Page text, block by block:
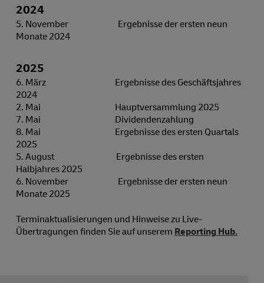
2024
5. November Ergebnisse der ersten neun
Monate 2024
2025
6. März Ergebnisse des Geschäftsjahres
2024
2. Mai Hauptversammlung 2025
7. Mai Dividendenzahlung
8. Mai Ergebnisse des ersten Quartals
2025
5. August Ergebnisse des ersten
Halbjahres 2025
6. November Ergebnisse der ersten neun
Monate 2025
Terminaktualisierungen und Hinweise zu Live-
Übertragungen finden Sie auf unserem Reporting Hub.